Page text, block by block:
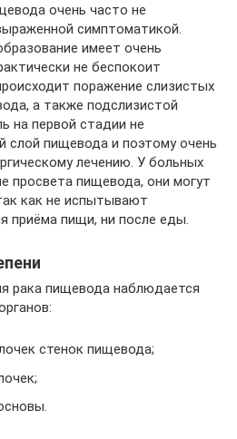
очень часто не
симптоматикой.
имеет очень
не беспокоит
поражение слизистых
а также подслизистой
на первой стадии не
слой пищевода и поэтому очень
лечению. У больных
просвета пищевода, они могут
как не испытывают
приёма пищи, ни после еды.
рака пищевода наблюдается
стенок пищевода;